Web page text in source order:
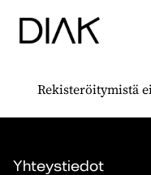
Rekisteröitymistä
Yhteystiedot